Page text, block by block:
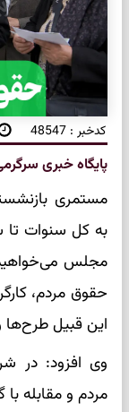
کدخبر : 48547
پایگاه خبری
مستمری
مجلس می‌خواهیم
حقوق مردم،
این قبیل طرح‌ها
وی افزود: در
مردم و مقابله با